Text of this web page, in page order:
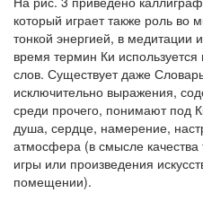
который играет также роль во
тонкой энергией, в
время термин Ки
слов. Существует даже
исключительно выражения,
среди прочего, понимают под
душа, сердце, намерение,
атмосфера (в смысле качества
игры или произведения
помещении).